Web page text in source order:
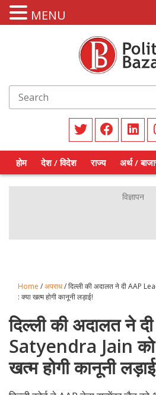
होम देश / विदेश राज्य अर्थ /
Home /अपराध/ दिल्ली की अदालत ने दी AAP
: क्या खत्म होगी कानूनी लड़ाई!
दिल्ली की अदालत ने
Satyendra Jain को
खत्म होगी कानूनी
MENU